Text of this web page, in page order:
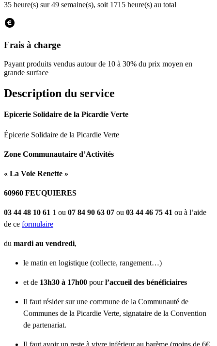
35 heure(s) sur 49 semaine(s), soit 1715 heure(s) au total
Frais à charge
Payant produits vendus autour de 10 à 30% du prix moyen en
grande surface
Description du service
Epicerie Solidaire de la Picardie Verte
Épicerie Solidaire de la Picardie Verte
Zone Communautaire d’Activités
« La Voie Renette »
60960 FEUQUIERES
03 44 48 10 61 1 ou 07 84 90 63 07 ou 03 44 46 75 41 ou à l’aide
de ce formulaire
du mardi au vendredi,
le matin en logistique (collecte, rangement…)
et de 13h30 à 17h00 pourl’accueil des bénéficiaires
Il faut résider sur une commune de la Communauté de
Communes de la Picardie Verte, signataire de la Convention
de partenariat.